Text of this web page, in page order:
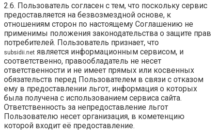
2.6. Пользователь согласен с тем, что поскольку сервис
предоставляется на безвозмездной основе, к
отношениям сторон по настоящему Соглашению не
применимы положения законодательства о защите прав
потребителей. Пользователь признает, что
subsidii.net является информационным сервисом, и
соответственно, правообладатель не несет
ответственности и не имеет прямых или косвенных
обязательств перед Пользователем в связи с отказом
ему в предоставлении льгот, информация о которых
была получена с использованием сервиса сайта.
Ответственность за непредоставление льгот
Пользователю несет организация, в кометенцию
которой входит её предоставление.